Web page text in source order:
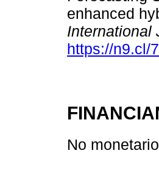
enhanced
International
https://n9.cl/
No